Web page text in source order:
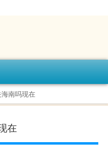
南吗现在
在